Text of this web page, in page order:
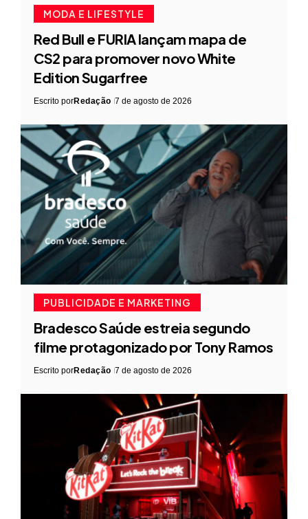
MODA E LIFESTYLE
Red Bull e FURIA lançam mapa de
CS2 para promover novo White
Edition Sugarfree
Escrito porRedação 7 de agosto de 2026
PUBLICIDADE E MARKETING
Bradesco Saúde estreia segundo
filme protagonizado por Tony Ramos
Escrito porRedação 7 de agosto de 2026